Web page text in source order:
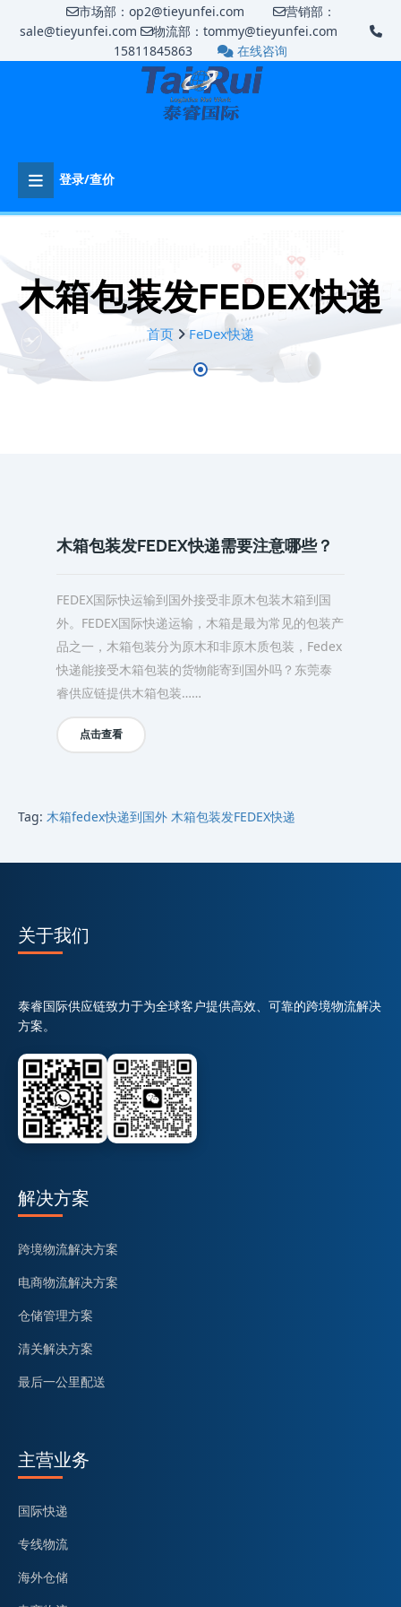
市场部：op2@tieyunfei.com
营销部：
sale@tieyunfei.com
物流部：tommy@tieyunfei.com
15811845863
在线咨询
登录/查价
木箱包装发FEDEX快递
首页 FeDex快递
木箱包装发FEDEX快递需要注意哪些？
FEDEX国际快运输到国外接受非原木包装木箱到国
外。FEDEX国际快递运输，木箱是最为常见的包装产
品之一，木箱包装分为原木和非原木质包装，Fedex
快递能接受木箱包装的货物能寄到国外吗？东莞泰
睿供应链提供木箱包装……
点击查看
Tag: 木箱fedex快递到国外 木箱包装发FEDEX快递
关于我们
泰睿国际供应链致力于为全球客户提供高效、可靠的跨境物流解决
方案。
解决方案
跨境物流解决方案
电商物流解决方案
仓储管理方案
清关解决方案
最后一公里配送
主营业务
国际快递
专线物流
海外仓储